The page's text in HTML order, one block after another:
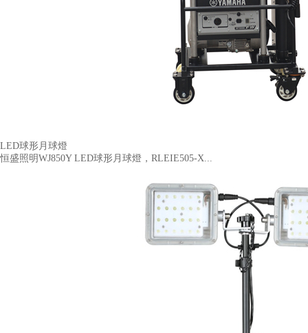
LED球形月球燈
恒盛照明WJ850Y LED球形月球燈，RLEIE505-X...